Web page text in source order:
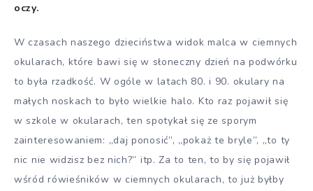
oczy.
W czasach naszego dzieciństwa widok malca w ciemnych
okularach, które bawi się w słoneczny dzień na podwórku
to była rzadkość. W ogóle w latach 80. i 90. okulary na
małych noskach to było wielkie halo. Kto raz pojawił się
w szkole w okularach, ten spotykał się ze sporym
zainteresowaniem: „daj ponosić”, „pokaż te bryle”, „to ty
nic nie widzisz bez nich?” itp. Za to ten, to by się pojawił
wśród rówieśników w ciemnych okularach, to już byłby